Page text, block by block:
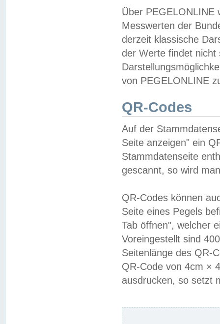
Über PEGELONLINE
Messwerten der
derzeit klassische
der Werte findet
von PEGELONLINE
QR-Codes
Auf der
Seite anzeigen" ein
Stammdatenseite
gescannt, so wird
QR-Codes können
Seite eines Pegels
Tab öffnen", welcher
Voreingestellt sind
Seitenlänge des QR-
QR-Code von 4cm ×
ausdrucken, so setzt